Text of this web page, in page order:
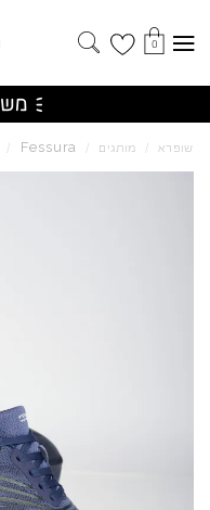
0
שופרא / מותגים /
Fessura
/